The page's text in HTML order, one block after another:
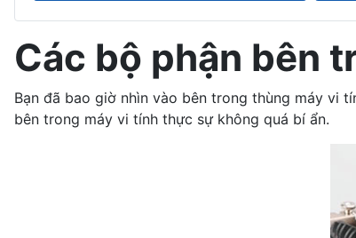
Các bộ phận bên
Bạn đã bao giờ nhìn vào bên trong thùng máy vi
bên trong máy vi tính thực sự không quá bí ẩn.